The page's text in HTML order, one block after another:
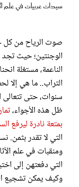
سيدات عربيات في علم
صوت الرياح من كل
الوجنتين؛ حيث تجد
الناعمة، مستغلة
التراب.. ما هي إلا
سنوات، حتى
ظل هذه الأجواء،
بمتعة نادرة ليرفع
التي لا تقدر
ومنقبات في علم
التي دفعتهن إلى
وكيف يمكن تشجيع